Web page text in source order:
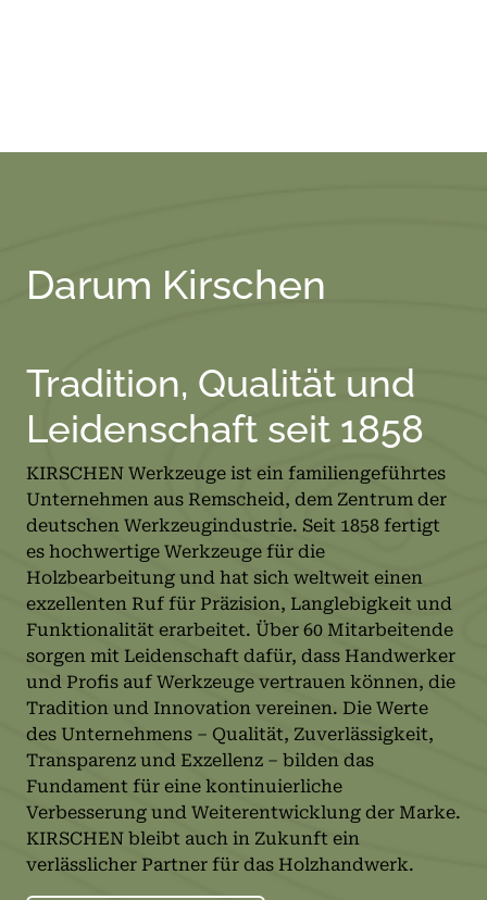
Darum Kirschen
Tradition, Qualität und
Leidenschaft seit 1858
KIRSCHEN Werkzeuge ist ein familiengeführtes
Unternehmen aus Remscheid, dem Zentrum der
deutschen Werkzeugindustrie. Seit 1858 fertigt
es hochwertige Werkzeuge für die
Holzbearbeitung und hat sich weltweit einen
exzellenten Ruf für Präzision, Langlebigkeit und
Funktionalität erarbeitet. Über 60 Mitarbeitende
sorgen mit Leidenschaft dafür, dass Handwerker
und Profis auf Werkzeuge vertrauen können, die
Tradition und Innovation vereinen. Die Werte
des Unternehmens – Qualität, Zuverlässigkeit,
Transparenz und Exzellenz – bilden das
Fundament für eine kontinuierliche
Verbesserung und Weiterentwicklung der Marke.
KIRSCHEN bleibt auch in Zukunft ein
verlässlicher Partner für das Holzhandwerk.